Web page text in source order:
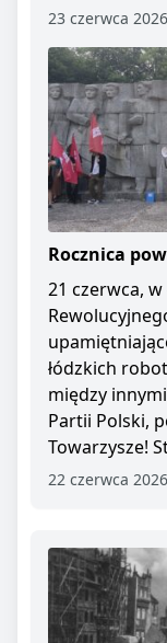
23 czerwca 2026
Rocznica
21 czerwca,
łódzkich
między
Partii Polski,
Towarzysze!
22 czerwca 2026